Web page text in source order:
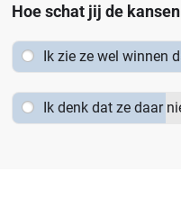
Hoe schat jij de
Ik zie ze wel winnen
Ik denk dat ze daar